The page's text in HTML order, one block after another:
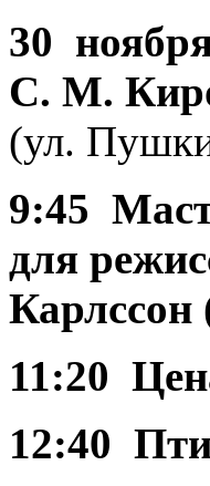
30
С. М.
(ул.
9:45
для
11:20
12:40